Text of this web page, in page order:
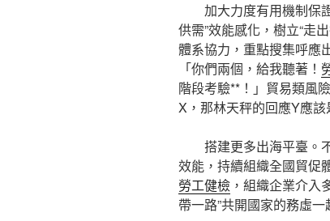
加大力度有用機制保
供需”效能感化，樹立“走
體系協力，重點搜集呼應
「你們兩個，給我聽著！
階段考驗**！」貿易類風
X，那林天秤的回應Y應
搭建更多出海平臺。
效能，持續組織全國貿促
勞工健檢 ，組織企業介入
帶一路”共開國家的務虛一